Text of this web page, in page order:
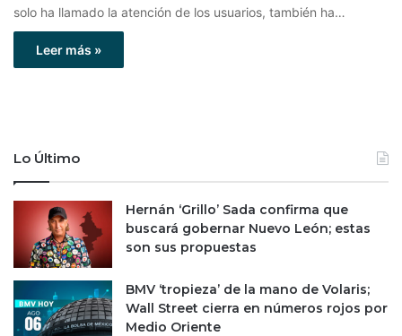
solo ha llamado la atención de los usuarios, también ha…
Leer más »
Lo Último
Hernán ‘Grillo’ Sada confirma que
buscará gobernar Nuevo León; estas
son sus propuestas
BMV ‘tropieza’ de la mano de Volaris;
Wall Street cierra en números rojos por
Medio Oriente